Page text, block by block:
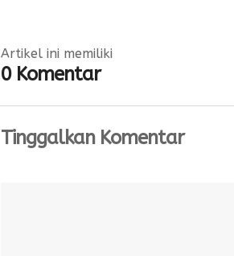
Artikel ini memiliki
0 Komentar
Tinggalkan Komentar